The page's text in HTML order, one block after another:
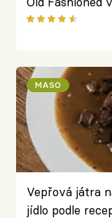
večer
MASO
Vepřová játra
jídlo podle